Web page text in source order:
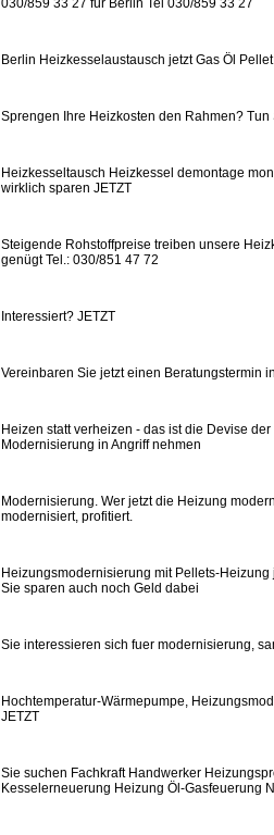
030/859 33 27 für Berlin Tel 030/859 33 27
Berlin Heizkesselaustausch jetzt Gas Öl
Sprengen Ihre Heizkosten den Rahmen?
Heizkesseltausch Heizkessel demontage
wirklich sparen JETZT
Steigende Rohstoffpreise treiben unsere
genügt Tel.: 030/851 47 72
Interessiert? JETZT
Vereinbaren Sie jetzt einen Beratungstermin
Heizen statt verheizen - das ist die Devise
Modernisierung in Angriff nehmen
Modernisierung. Wer jetzt die Heizung
modernisiert, profitiert.
Heizungsmodernisierung mit Pellets-
Sie sparen auch noch Geld dabei
Sie interessieren sich fuer modernisierung,
Hochtemperatur-Wärmepumpe,
JETZT
Sie suchen Fachkraft Handwerker
Kesselerneuerung Heizung Öl-Gasfeuerung